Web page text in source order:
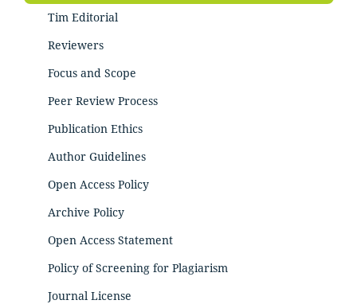
Tim Editorial
Reviewers
Focus and Scope
Peer Review Process
Publication Ethics
Author Guidelines
Open Access Policy
Archive Policy
Open Access Statement
Policy of Screening for Plagiarism
Journal License